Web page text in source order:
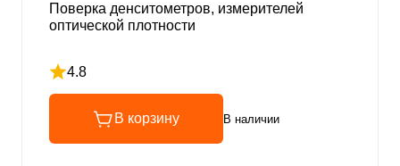
Поверка денситометров, измерителей
оптической плотности
4.8
Рейтинг 4.8 из 5
В корзину В наличии